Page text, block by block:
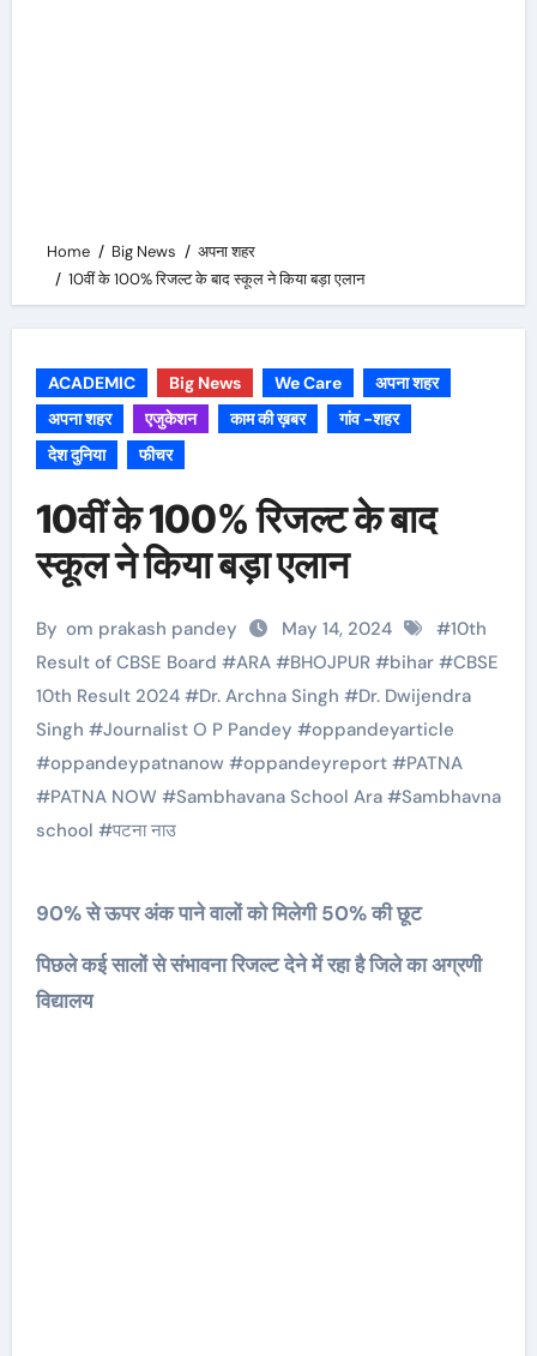
Home Big News
अपना शहर
10वीं के 100% रिजल्ट के बाद स्कूल ने किया बड़ा एलान
ACADEMIC Big News We Care
अपना शहर
अपना शहर
एजुकेशन काम की ख़बर
गांव -शहर
देश दुनिया
फीचर
10वीं के 100% रिजल्ट के बाद
स्कूल ने किया बड़ा एलान
By om prakash pandey May 14, 2024 #10th
Result of CBSE Board #ARA#BHOJPUR#bihar#CBSE
10th Result 2024#Dr. Archna Singh #Dr. Dwijendra
Singh #Journalist O P Pandey #oppandeyarticle
#oppandeypatnanow#oppandeyreport#PATNA
#PATNA NOW #Sambhavana School Ara#Sambhavna
school #पटना नाउ
90% से ऊपर अंक पाने वालों को मिलेगी 50% की छूट
पिछले कई सालों से संभावना रिजल्ट देने में रहा है जिले का अग्रणी
विद्यालय